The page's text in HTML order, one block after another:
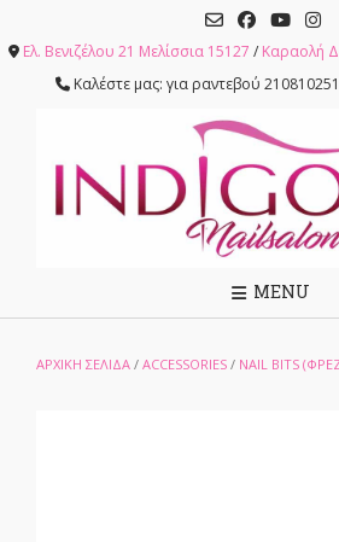
content
Ελ. Βενιζέλου 21 Μελίσσια 15127 / Καραολή
Καλέστε μας: για ραντεβού
MENU
ΑΡΧΙΚΉ ΣΕΛΊΔΑ / ACCESSORIES / NAIL BITS